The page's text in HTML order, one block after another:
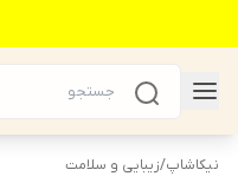
نیکاشاپ/زیبایی و سلامت